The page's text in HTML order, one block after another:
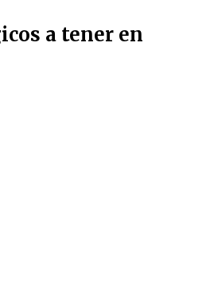
a tener en